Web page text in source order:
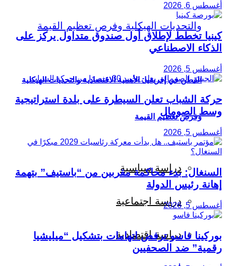
القطن في إفريقيا: الأهمية الاقتصادية والتحديات الهيكلية
وفرص تعظيم القيمة
دراسة سياسية
دراسة اجتماعية
دراسة اقتصادية
أغسطس 6, 2026
كينيا تخطط لإطلاق أول صندوق متداول يركز على
الذكاء الاصطناعي
أغسطس 5, 2026
حركة الشباب تعلن السيطرة على بلدة استراتيجية
وسط الصومال
أغسطس 5, 2026
السنغال: بدء محاكمة مقربين من “باستيف” بتهمة
إهانة رئيس الدولة
أغسطس 5, 2026
بوركينا فاسو ترفض اتهامات بتشكيل “ميليشيا
رقمية” ضد الصحفيين